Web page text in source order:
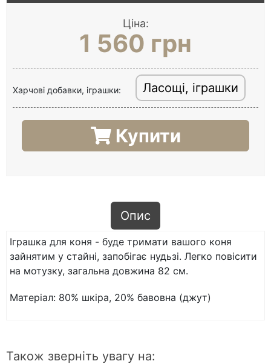
Ціна:
1 560 грн
Харчові добавки, іграшки: Ласощі, іграшки
Купити
Опис
Іграшка для коня - буде тримати вашого коня
зайнятим у стайні, запобігає нудьзі. Легко повісити
на мотузку, загальна довжина 82 см.
Матеріал: 80% шкіра, 20% бавовна (джут)
Також зверніть увагу на: